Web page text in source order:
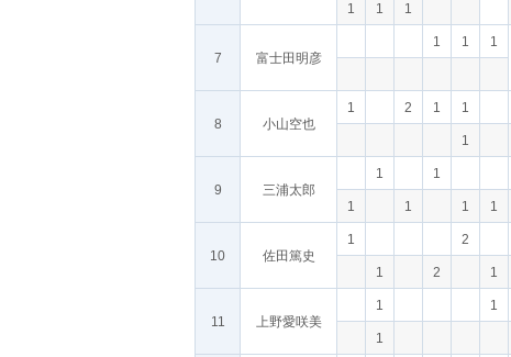
1
1 1
7 富士田明彦
1 1 1
8 小山空也
1 2 1 1
1
9 三浦太郎
1 1
1
1 1 1
10 佐田篤史
1 2
1
2 1
11 上野愛咲美
1 1
1